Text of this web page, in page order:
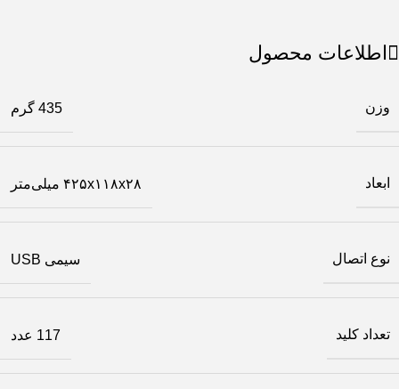
اطلاعات محصول
وزن 435 گرم
ابعاد ۴۲۵x۱۱۸x۲۸ میلی‌متر
نوع اتصال سیمی USB
تعداد کلید 117 عدد